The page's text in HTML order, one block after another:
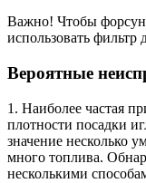
Важно! Чтобы
использовать фильтр
Вероятные
1. Наиболее частая
плотности посадки
значение несколько
много топлива.
несколькими